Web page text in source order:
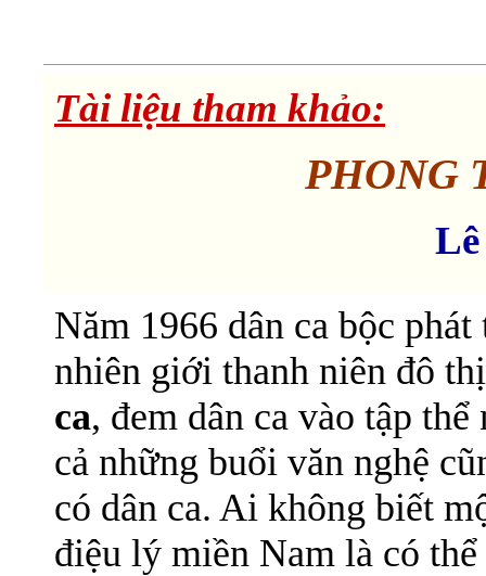
Tài liệu tham khảo:
PHONG
Năm 1966 dân ca bộc
nhiên giới thanh niên đô
ca, đem dân ca vào tập
cả những buổi văn nghệ
có dân ca. Ai không biết
điệu lý miền Nam là có thể